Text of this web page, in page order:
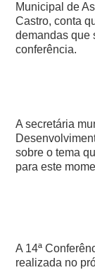
Municipal de
Castro, conta
demandas que
conferência.
A secretária
sobre o tema
para este
A 14ª
realizada no